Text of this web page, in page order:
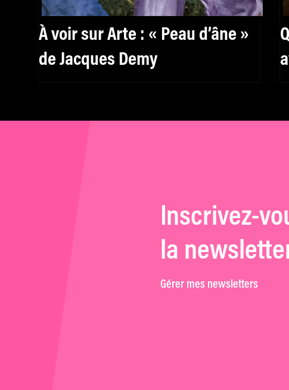
À voir sur Arte : « Peau d’âne »
de Jacques Demy
Inscrivez-
la
Gérer mes newsletters